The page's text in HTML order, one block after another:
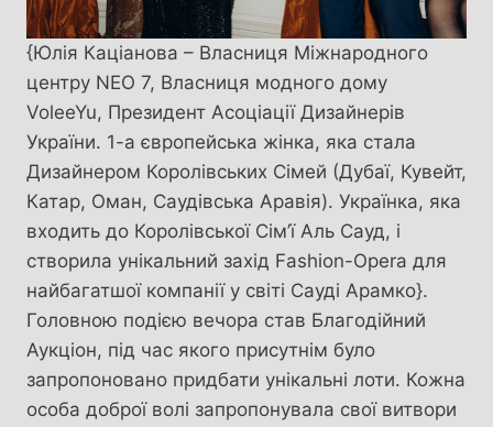
{Юлія Каціанова – Власниця Міжнародного
центру NEO 7, Власниця модного дому
VoleeYu, Президент Асоціації Дизайнерів
України. 1-а європейська жінка, яка стала
Дизайнером Королівських Сімей (Дубаї, Кувейт,
Катар, Оман, Саудівська Аравія). Українка, яка
входить до Королівської Сім’ї Аль Сауд, і
створила унікальний захід Fashion-Opera для
найбагатшої компанії у світі Сауді Арамко}.
Головною подією вечора став Благодійний
Аукціон, під час якого присутнім було
запропоновано придбати унікальні лоти. Кожна
особа доброї волі запропонувала свої витвори